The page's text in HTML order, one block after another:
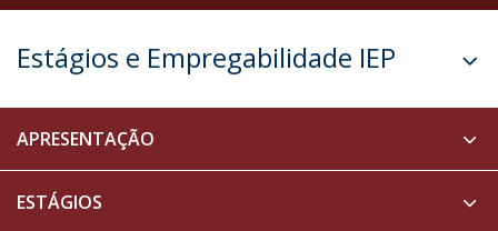
Estágios e Empregabilidade IEP
APRESENTAÇÃO
ESTÁGIOS